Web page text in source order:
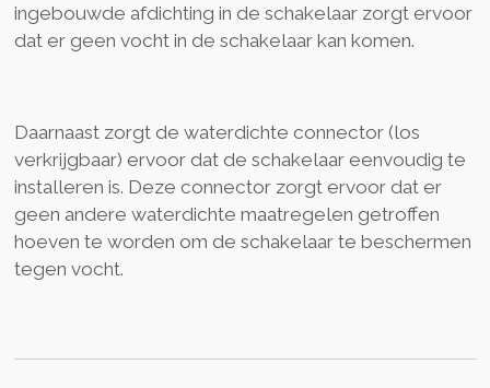
ingebouwde afdichting in de schakelaar zorgt ervoor
dat er geen vocht in de schakelaar kan komen.
Daarnaast zorgt de waterdichte connector (los
verkrijgbaar) ervoor dat de schakelaar eenvoudig te
installeren is. Deze connector zorgt ervoor dat er
geen andere waterdichte maatregelen getroffen
hoeven te worden om de schakelaar te beschermen
tegen vocht.